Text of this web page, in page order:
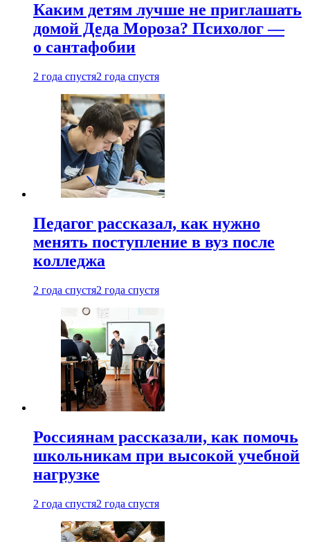
Каким детям лучше не приглашать
домой Деда Мороза? Психолог —
о сантафобии
2 года спустя2 года спустя
Педагог рассказал, как нужно
менять поступление в вуз после
колледжа
2 года спустя2 года спустя
Россиянам рассказали, как помочь
школьникам при высокой учебной
нагрузке
2 года спустя2 года спустя